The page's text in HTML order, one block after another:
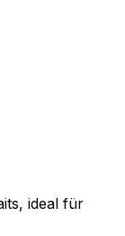
ideal für